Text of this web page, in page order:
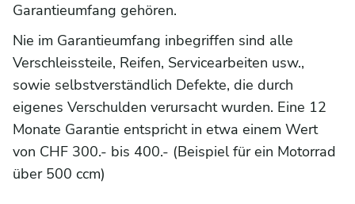
Garantieumfang gehören.
Nie im Garantieumfang inbegriffen sind alle
Verschleissteile, Reifen, Servicearbeiten usw.,
sowie selbstverständlich Defekte, die durch
eigenes Verschulden verursacht wurden. Eine 12
Monate Garantie entspricht in etwa einem Wert
von CHF 300.- bis 400.- (Beispiel für ein Motorrad
über 500 ccm)